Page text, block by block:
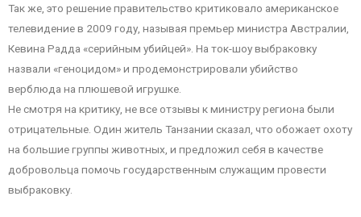
Так же, это решение правительство критиковало американское
телевидение в 2009 году, называя премьер министра Австралии,
Кевина Радда «серийным убийцей». На ток-шоу выбраковку
назвали «геноцидом» и продемонстрировали убийство
верблюда на плюшевой игрушке.
Не смотря на критику, не все отзывы к министру региона были
отрицательные. Один житель Танзании сказал, что обожает охоту
на большие группы животных, и предложил себя в качестве
добровольца помочь государственным служащим провести
выбраковку.